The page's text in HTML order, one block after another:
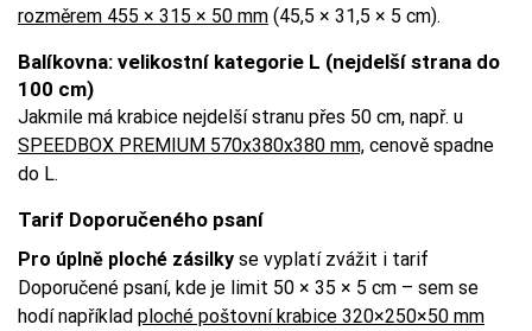
rozměrem 455 × 315 × 50 mm (45,5 × 31,5 × 5 cm).
Balíkovna: velikostní kategorie L (nejdelší strana do
100 cm)
Jakmile má krabice nejdelší stranu přes 50 cm, např. u
SPEEDBOX PREMIUM 570x380x380 mm, cenově spadne
do L.
Tarif Doporučeného psaní
Pro úplně ploché zásilky se vyplatí zvážit i tarif
Doporučené psaní, kde je limit 50 × 35 × 5 cm – sem se
hodí například ploché poštovní krabice 320×250×50 mm